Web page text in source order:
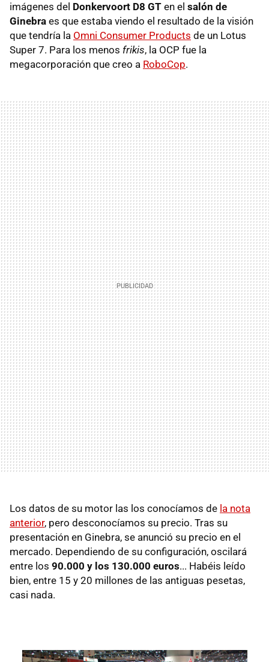
imágenes del Donkervoort D8 GT en el salón de
Ginebra es que estaba viendo el resultado de la visión
que tendría la Omni Consumer Products de un Lotus
Super 7. Para los menos frikis, la OCP fue la
megacorporación que creo a RoboCop.
Los datos de su motor las los conocíamos de la nota
anterior, pero desconocíamos su precio. Tras su
presentación en Ginebra, se anunció su precio en el
mercado. Dependiendo de su configuración, oscilará
entre los 90.000 y los 130.000 euros... Habéis leído
bien, entre 15 y 20 millones de las antiguas pesetas,
casi nada.